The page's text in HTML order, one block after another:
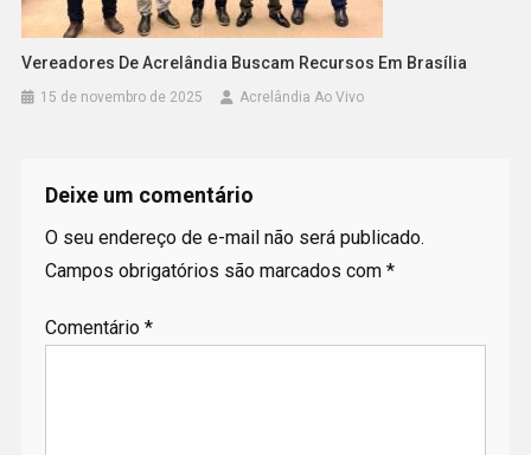
Vereadores De Acrelândia Buscam Recursos Em Brasília
15 de novembro de 2025 Acrelândia Ao Vivo
Deixe um comentário
O seu endereço de e-mail não será publicado.
Campos obrigatórios são marcados com *
Comentário *